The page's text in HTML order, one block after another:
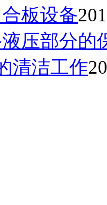
板设备
压部分的
清洁工作